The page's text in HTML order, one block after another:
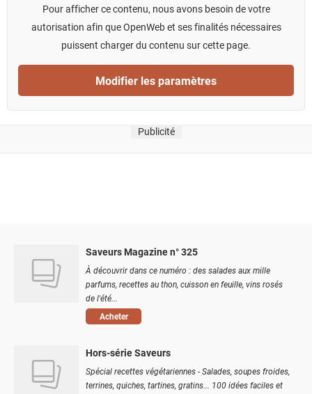
Pour afficher ce contenu, nous avons besoin de votre
autorisation afin que OpenWeb et ses finalités nécessaires
puissent charger du contenu sur cette page.
Modifier les paramètres
Publicité
Saveurs Magazine n° 325
À découvrir dans ce numéro : des salades aux mille
parfums, recettes au thon, cuisson en feuille, vins rosés
de l'été...
Acheter
Hors-série Saveurs
Spécial recettes végétariennes - Salades, soupes froides,
terrines, quiches, tartines, gratins... 100 idées faciles et